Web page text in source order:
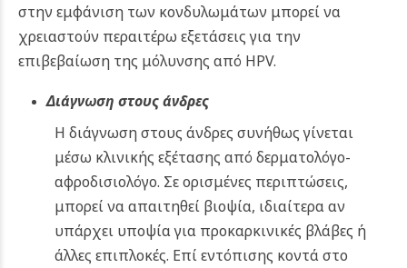
στην εμφάνιση των κονδυλωμάτων μπορεί να
χρειαστούν περαιτέρω εξετάσεις για την
επιβεβαίωση της μόλυνσης από HPV.
Διάγνωση στους άνδρες
Η διάγνωση στους άνδρες συνήθως γίνεται
μέσω κλινικής εξέτασης από δερματολόγο-
αφροδισιολόγο. Σε ορισμένες περιπτώσεις,
μπορεί να απαιτηθεί βιοψία, ιδιαίτερα αν
υπάρχει υποψία για προκαρκινικές βλάβες ή
άλλες επιπλοκές. Επί εντόπισης κοντά στο